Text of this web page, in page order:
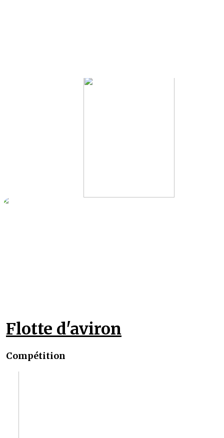
Flotte d'aviron
Compétition